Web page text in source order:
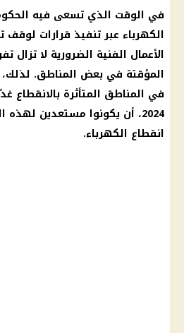
في الوقت الذي تسعى فيه
الكهرباء عبر تنفيذ قرارات لوقف
الأعمال الفنية الضرورية لا
المؤقتة في بعض المناطق.
2024، أن يكونوا مستعدين
انقطاع الكهرباء.